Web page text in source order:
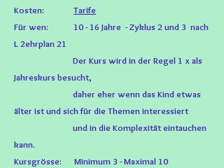
Kosten: Tarife
Für wen: 10 - 16 Jahre - Zyklus 2 und 3 nach
L 2ehrplan 21
Der Kurs wird in der Regel 1 x als
Jahreskurs besucht,
daher eher wenn das Kind etwas
älter ist und sich für die Themen interessiert
und in die Komplexität eintauchen
kann.
Kursgrösse: Minimum 3 - Maximal 10